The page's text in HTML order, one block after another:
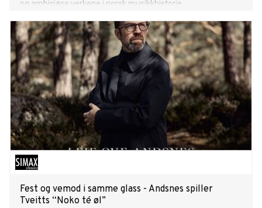
og ambisiøse verkene i norsk musikkhistorie.
Fest og vemod i samme glass - Andsnes spiller
Tveitts “Noko té øl”